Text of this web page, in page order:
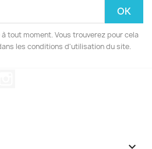
tout moment. Vous trouverez pour cela
les conditions d'utilisation du site.